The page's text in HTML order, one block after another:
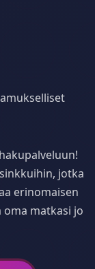
jotka
erinomaisen
matkasi jo